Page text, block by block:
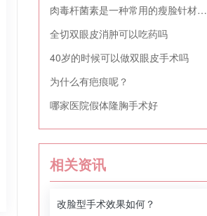
肉毒杆菌素是一种常用的瘦脸针材料吗
全切双眼皮消肿可以吃药吗
40岁的时候可以做双眼皮手术吗
为什么有疤痕呢？
哪家医院假体隆胸手术好
相关资讯
改脸型手术效果如何？